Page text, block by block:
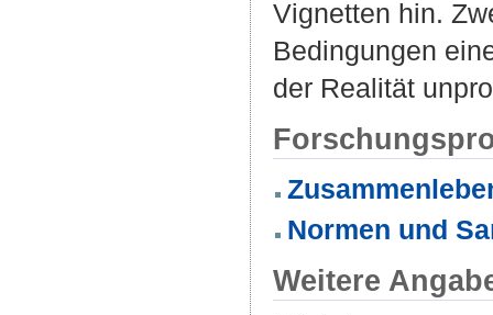
Vignetten hin.
Bedingungen
der Realität
Normen und
Weitere